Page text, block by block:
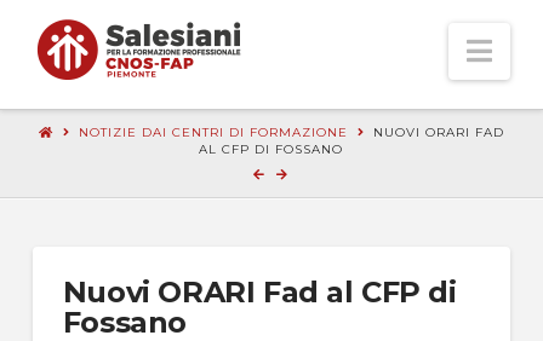
NOTIZIE DAI CENTRI DI FORMAZIONE
NUOVI ORARI FAD
AL CFP DI FOSSANO
Nuovi ORARI Fad al CFP di
Fossano